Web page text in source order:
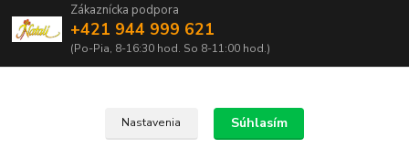
Zákaznícka podpora
+421 944 999 621
(Po-Pia, 8-16:30 hod. So 8-11:00 hod.)
Nastavenia Súhlasím